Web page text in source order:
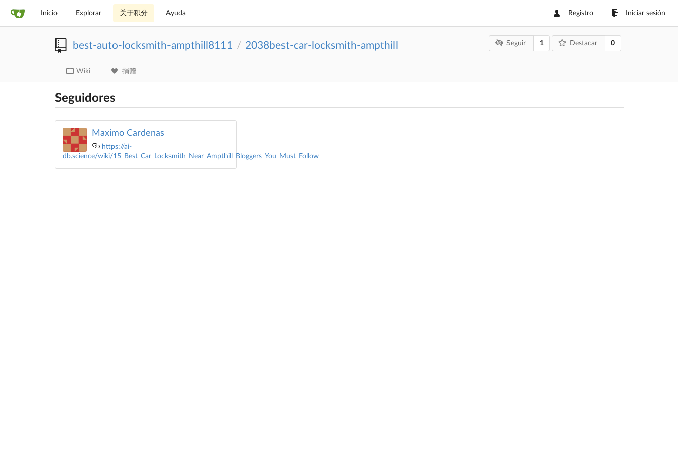
Inicio Explorar 关于积分 Ayuda Registro Iniciar sesión
best-auto-locksmith-ampthill8111 / 2038best-car-locksmith-ampthill Seguir 1 Destacar 0
Wiki 捐赠
Seguidores
Maximo Cardenas
https://ai-
db.science/wiki/15_Best_Car_Locksmith_Near_Ampthill_Bloggers_You_Must_Follow